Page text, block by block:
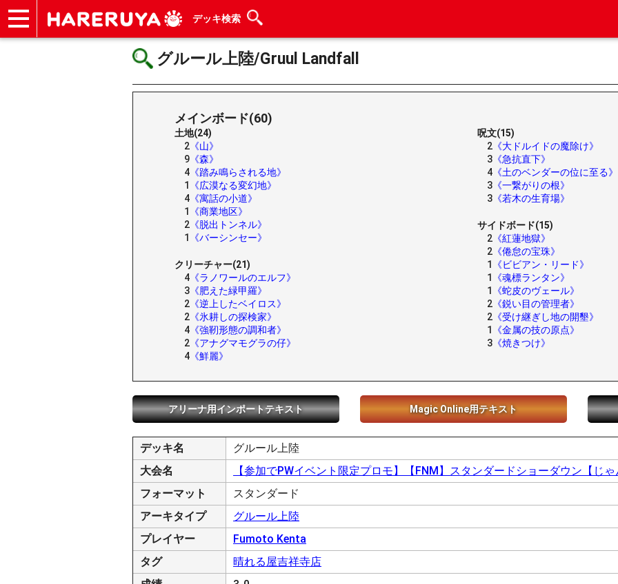
デッキ検索
グルール上陸/Gruul Landfall
メインボード(60)
土地(24)
2 《山》
9 《森》
4 《踏み鳴らされる地》
1
《広漠なる変幻地》
4 《寓話の小道》
1
《商業地区》
2 《脱出トンネル》
1
《バーシンセー》
クリーチャー(21)
4 《ラノワールのエルフ》
3 《肥えた緑甲羅》
2 《逆上したベイロス》
2 《氷耕しの探検家》
4 《強靭形態の調和者》
2 《アナグマモグラの仔》
4 《鮮麗》
呪文(15)
2 《大ドルイドの魔除け》
3 《急抗直下》
4 《土のベンダーの位に至る》
3 《一繋がりの根》
3 《若木の生育場》
サイドボード(15)
2 《紅蓮地獄》
2 《倦怠の宝珠》
1
《ビビアン・リード》
1
《魂標ランタン》
1
《蛇皮のヴェール》
2 《鋭い目の管理者》
2 《受け継ぎし地の開墾》
1
《金属の技の原点》
3 《焼きつけ》
アリーナ用インポートテキスト Magic Online用テキスト
デッキ名
グルール上陸
大会名
【参加でPWイベント限定プロモ】【FNM】スタンダードショーダウン【じ
フォーマット
スタンダード
アーキタイプ
グルール上陸
プレイヤー
Fumoto Kenta
タグ
晴れる屋吉祥寺店